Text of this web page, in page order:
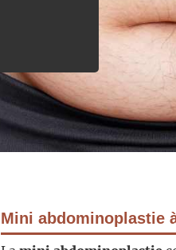
Mini abdominoplastie